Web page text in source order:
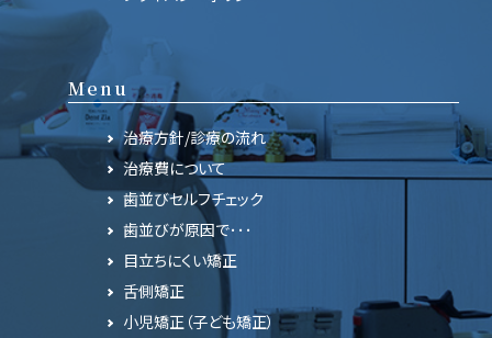
Menu
治療方針/診療の流れ
治療費について
歯並びセルフチェック
歯並びが原因で･･･
目立ちにくい矯正
舌側矯正
小児矯正（子ども矯正）